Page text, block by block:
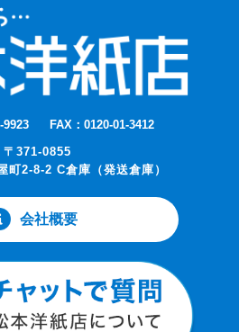
9923
FAX：0120-01-3412
〒371-0855
町2-8-2 C倉庫（発送倉庫）
会社概要